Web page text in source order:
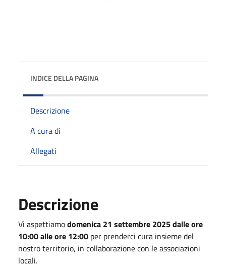
INDICE DELLA PAGINA
Descrizione
A cura di
Allegati
Descrizione
Vi aspettiamodomenica 21 settembre 2025 dalle ore
10:00 alle ore 12:00 per prenderci cura insieme del
nostro territorio, in collaborazione con le associazioni
locali.